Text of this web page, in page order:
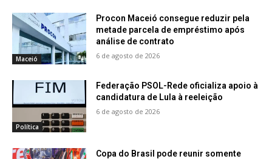
Maceió
Procon Maceió consegue reduzir pela
metade parcela de empréstimo após
análise de contrato
6 de agosto de 2026
Política
Federação PSOL-Rede oficializa apoio à
candidatura de Lula à reeleição
6 de agosto de 2026
Copa do Brasil pode reunir somente